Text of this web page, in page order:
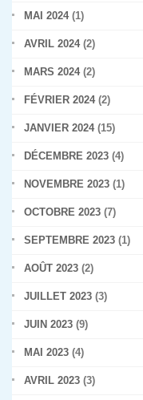
MAI 2024(1)
AVRIL 2024(2)
MARS 2024(2)
FÉVRIER 2024(2)
JANVIER 2024(15)
DÉCEMBRE 2023 (4)
NOVEMBRE 2023 (1)
OCTOBRE 2023 (7)
SEPTEMBRE 2023 (1)
AOÛT 2023 (2)
JUILLET 2023 (3)
JUIN 2023 (9)
MAI 2023 (4)
AVRIL 2023 (3)